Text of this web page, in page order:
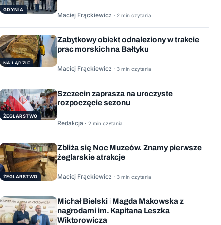
GDYNIA
Maciej Frąckiewicz · 2 min czytania
NA LĄDZIE
Zabytkowy obiekt odnaleziony w trakcie
prac morskich na Bałtyku
Maciej Frąckiewicz · 3 min czytania
ŻEGLARSTWO
Szczecin zaprasza na uroczyste
rozpoczęcie sezonu
Redakcja · 2 min czytania
ŻEGLARSTWO
Zbliża się Noc Muzeów. Znamy pierwsze
żeglarskie atrakcje
Maciej Frąckiewicz · 3 min czytania
Michał Bielski i Magda Makowska z
nagrodami im. Kapitana Leszka
Wiktorowicza